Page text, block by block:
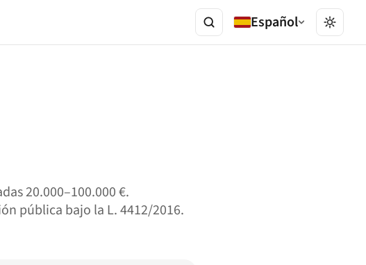
Español
20.000–100.000 €.
pública bajo la L. 4412/2016.